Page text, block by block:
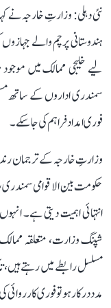
نئی دہلی: وزارتِ خارجہ نے
ہندوستانی پرچم والے
لیے خلیجی ممالک میں
سمندری اداروں کے ساتھ
فوری امداد فراہم کی جا سکے۔
وزارتِ خارجہ کے ترجمان
حکومت بین الاقوامی سمندری
انتہائی اہمیت دیتی ہے۔
شپنگ وزارت، متعلقہ
مسلسل رابطے میں رہتے ہیں،
مدد درکار ہو تو فوری کارروائی